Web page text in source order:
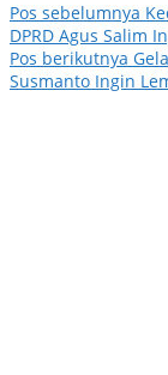
Pos sebelumnya
DPRD Agus Salim
Pos berikutnya
Susmanto Ingin